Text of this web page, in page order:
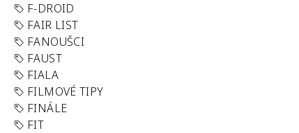
F-DROID
FAIR LIST
FANOUŠCI
FAUST
FIALA
FILMOVÉ TIPY
FINÁLE
FIT